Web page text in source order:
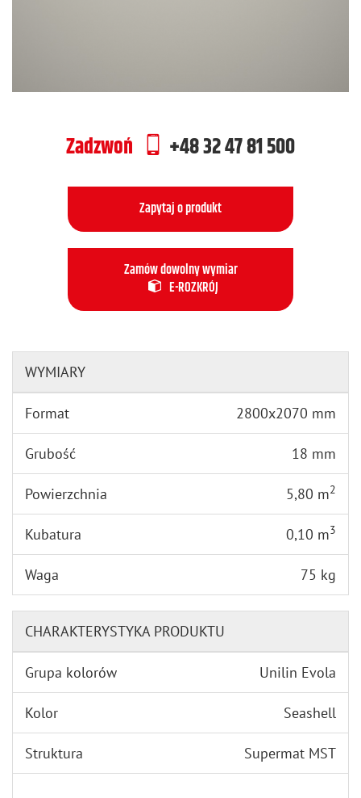
Zadzwoń +48 32 47 81 500
Zapytaj o produkt
Zamów dowolny wymiar
E-ROZKRÓJ
WYMIARY
Format 2800x2070 mm
Grubość 18 mm
Powierzchnia 5,80 m2
Kubatura 0,10 m3
Waga 75 kg
CHARAKTERYSTYKA PRODUKTU
Grupa kolorów Unilin Evola
Kolor Seashell
Struktura Supermat MST